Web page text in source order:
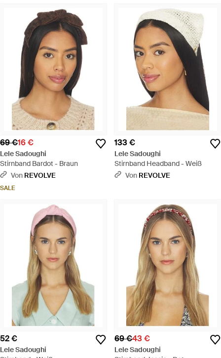
69 €16 €
Lele Sadoughi
Stirnband Bardot - Braun
Von REVOLVE
SALE
133 €
Lele Sadoughi
Stirnband Headband - Weiß
Von REVOLVE
52 €
Lele Sadoughi
69 €43 €
Lele Sadoughi